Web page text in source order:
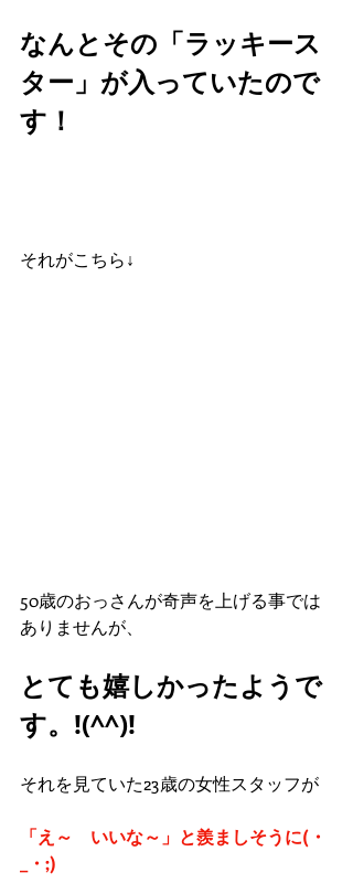
なんとその「ラッキース
ター」が入っていたので
す！
それがこちら↓
50歳のおっさんが奇声を上げる事では
ありませんが、
とても嬉しかったようで
す。!(^^)!
それを見ていた23歳の女性スタッフが
「え～　いいな～」と羨ましそうに(・
_・;)